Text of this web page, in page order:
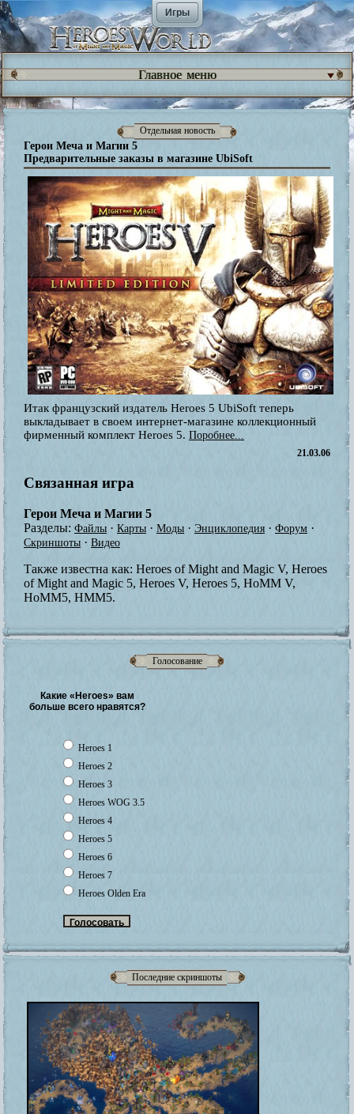
Игры
Голосование
Какие «Heroes» вам
больше всего нравятся?
Heroes 1
Heroes 2
Heroes 3
Heroes WOG 3.5
Heroes 4
Heroes 5
Heroes 6
Heroes 7
Heroes Olden Era
Последние скриншоты
Главное меню
Отдельная новость
Герои Меча и Магии 5
Предварительные заказы в магазине UbiSoft
Итак французский издатель Heroes 5 UbiSoft теперь
выкладывает в своем интернет-магазине коллекционный
фирменный комплект Heroes 5. Поробнее...
21.03.06
Связанная игра
Герои Меча и Магии 5
Разделы: Файлы · Карты · Моды · Энциклопедия · Форум ·
Скриншоты · Видео
Также известна как: Heroes of Might and Magic V, Heroes
of Might and Magic 5, Heroes V, Heroes 5, HoMM V,
HoMM5, HMM5.